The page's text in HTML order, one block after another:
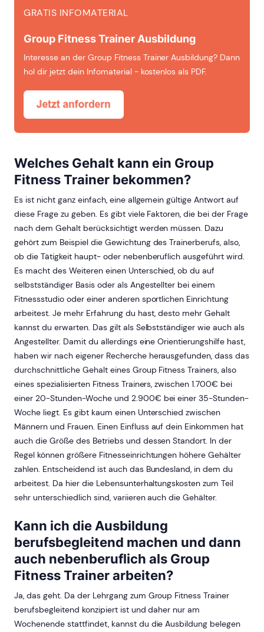
GRATIS INFOMATERIAL
Group Fitness Trainer Ausbildung
Interesse an der Group Fitness Trainer Ausbildung? Dann
hol dir jetzt dein Infomaterial - kostenlos als PDF.
Welches Gehalt kann ein Group
Fitness Trainer bekommen?
Es ist nicht ganz einfach, eine allgemein gültige Antwort auf
diese Frage zu geben. Es gibt viele Faktoren, die bei der Frage
nach dem Gehalt berücksichtigt werden müssen. Dazu
gehört zum Beispiel die Gewichtung des Trainerberufs, also,
ob die Tätigkeit haupt- oder nebenberuflich ausgeführt wird.
Es macht des Weiteren einen Unterschied, ob du auf
selbstständiger Basis oder als Angestellter bei einem
Fitnessstudio oder einer anderen sportlichen Einrichtung
arbeitest. Je mehr Erfahrung du hast, desto mehr Gehalt
kannst du erwarten. Das gilt als Selbstständiger wie auch als
Angestellter. Damit du allerdings eine Orientierungshilfe hast,
haben wir nach eigener Recherche herausgefunden, dass das
durchschnittliche Gehalt eines Group Fitness Trainers, also
eines spezialisierten Fitness Trainers, zwischen 1.700€ bei
einer 20-Stunden-Woche und 2.900€ bei einer 35-Stunden-
Woche liegt. Es gibt kaum einen Unterschied zwischen
Männern und Frauen. Einen Einfluss auf dein Einkommen hat
auch die Größe des Betriebs und dessen Standort. In der
Regel können größere Fitnesseinrichtungen höhere Gehälter
zahlen. Entscheidend ist auch das Bundesland, in dem du
arbeitest. Da hier die Lebensunterhaltungskosten zum Teil
sehr unterschiedlich sind, variieren auch die Gehälter.
Kann ich die Ausbildung
berufsbegleitend machen und dann
auch nebenberuflich als Group
Fitness Trainer arbeiten?
Ja, das geht. Da der Lehrgang zum Group Fitness Trainer
berufsbegleitend konzipiert ist und daher nur am
Wochenende stattfindet, kannst du die Ausbildung belegen